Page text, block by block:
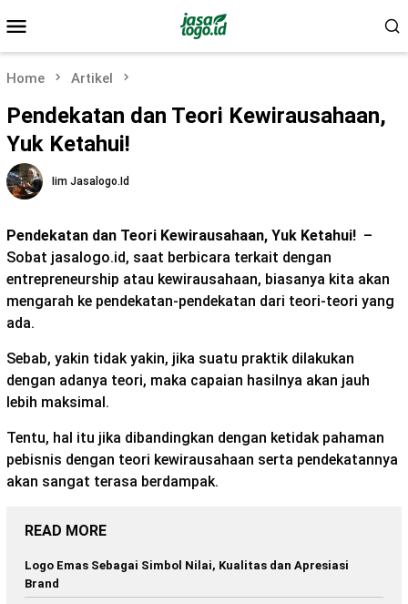
to
contentMenu
Home Artikel
Pendekatan dan Teori Kewirausahaan,
Yuk Ketahui!
Iim Jasalogo.id
Pendekatan dan Teori Kewirausahaan, Yuk Ketahui! –
Sobat jasalogo.id, saat berbicara terkait dengan
entrepreneurship atau kewirausahaan, biasanya kita akan
mengarah ke pendekatan-pendekatan dari teori-teori yang
ada.
Sebab, yakin tidak yakin, jika suatu praktik dilakukan
dengan adanya teori, maka capaian hasilnya akan jauh
lebih maksimal.
Tentu, hal itu jika dibandingkan dengan ketidak pahaman
pebisnis dengan teori kewirausahaan serta pendekatannya
akan sangat terasa berdampak.
READ MORE
Logo Emas Sebagai Simbol Nilai, Kualitas dan Apresiasi
Brand